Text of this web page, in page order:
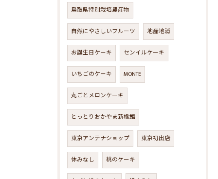
鳥取県特別栽培農産物
自然にやさしいフルーツ 地産地消
お誕生日ケーキ センイルケーキ
いちごのケーキ MONTE
丸ごとメロンケーキ
とっとりおかやま新橋館
東京アンテナショップ 東京初出店
休みなし 桃のケーキ